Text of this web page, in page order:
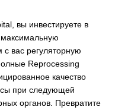
вы инвестируете в
максимальную
вас регуляторную
Reprocessing
качество
при следующей
органов. Превратите